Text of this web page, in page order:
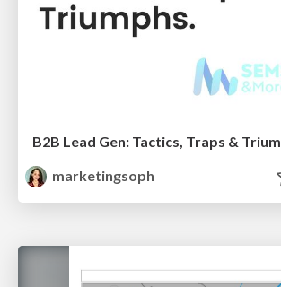
B2B Lead Gen: Tactics, Traps &
marketingsoph